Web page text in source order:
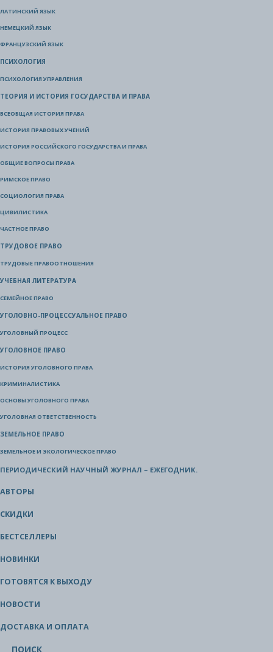
ЛАТИНСКИЙ ЯЗЫК
НЕМЕЦКИЙ ЯЗЫК
ФРАНЦУЗСКИЙ ЯЗЫК
ПСИХОЛОГИЯ
ПСИХОЛОГИЯ УПРАВЛЕНИЯ
ТЕОРИЯ И ИСТОРИЯ ГОСУДАРСТВА И ПРАВА
ВСЕОБЩАЯ ИСТОРИЯ ПРАВА
ИСТОРИЯ ПРАВОВЫХ УЧЕНИЙ
ИСТОРИЯ РОССИЙСКОГО ГОСУДАРСТВА И ПРАВА
ОБЩИЕ ВОПРОСЫ ПРАВА
РИМСКОЕ ПРАВО
СОЦИОЛОГИЯ ПРАВА
ЦИВИЛИСТИКА
ЧАСТНОЕ ПРАВО
ТРУДОВОЕ ПРАВО
ТРУДОВЫЕ ПРАВООТНОШЕНИЯ
УЧЕБНАЯ ЛИТЕРАТУРА
СЕМЕЙНОЕ ПРАВО
УГОЛОВНО-ПРОЦЕССУАЛЬНОЕ ПРАВО
УГОЛОВНЫЙ ПРОЦЕСС
УГОЛОВНОЕ ПРАВО
ИСТОРИЯ УГОЛОВНОГО ПРАВА
КРИМИНАЛИСТИКА
ОСНОВЫ УГОЛОВНОГО ПРАВА
УГОЛОВНАЯ ОТВЕТСТВЕННОСТЬ
ЗЕМЕЛЬНОЕ ПРАВО
ЗЕМЕЛЬНОЕ И ЭКОЛОГИЧЕСКОЕ ПРАВО
ПЕРИОДИЧЕСКИЙ НАУЧНЫЙ ЖУРНАЛ – ЕЖЕГОДНИК.
АВТОРЫ
СКИДКИ
БЕСТСЕЛЛЕРЫ
НОВИНКИ
ГОТОВЯТСЯ К ВЫХОДУ
НОВОСТИ
ДОСТАВКА И ОПЛАТА
ПОИСК